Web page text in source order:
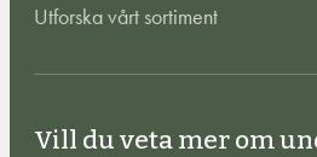
Utforska vårt sortiment
Vill du veta mer om